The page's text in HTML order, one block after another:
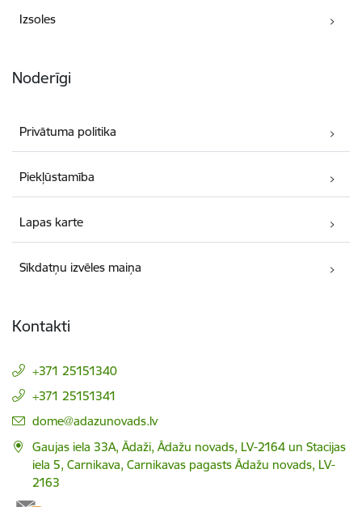
Izsoles
Noderīgi
Privātuma politika
Piekļūstamība
Lapas karte
Sīkdatņu izvēles maiņa
Kontakti
+371 25151340
+371 25151341
E-pasts:
dome@adazunovads.lv
Gaujas iela 33A, Ādaži, Ādažu novads, LV-2164 un Stacijas
iela 5, Carnikava, Carnikavas pagasts Ādažu novads, LV-
2163